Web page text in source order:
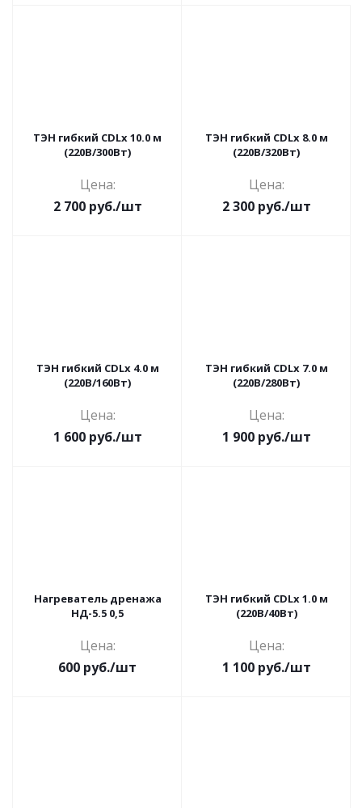
ТЭН гибкий CDLx 10.0 м
(220В/300Вт)
Цена:
2 700руб./шт
ТЭН гибкий CDLx 8.0 м
(220В/320Вт)
Цена:
2 300руб./шт
ТЭН гибкий CDLx 4.0 м
(220В/160Вт)
Цена:
1 600руб./шт
ТЭН гибкий CDLx 7.0 м
(220В/280Вт)
Цена:
1 900руб./шт
Нагреватель дренажа
НД-5.5 0,5
Цена:
600 руб./шт
ТЭН гибкий CDLx 1.0 м
(220В/40Вт)
Цена:
1 100руб./шт